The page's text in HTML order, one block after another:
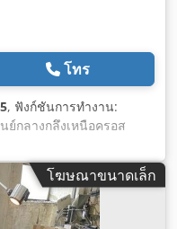
โทร
, ฟังก์ชันการทำงาน:
ย์กลางกลึงเหนือครอส
ศูนย์กลาง:
กาแบบขนนก:229 มม, เส้น
งหมด: 3,030 มม, ความ
2,000 มม, ความเร็วรอบ
บ (ต่ำสุด):20 รอบ/นาที
โฆษณาขนาดเล็ก